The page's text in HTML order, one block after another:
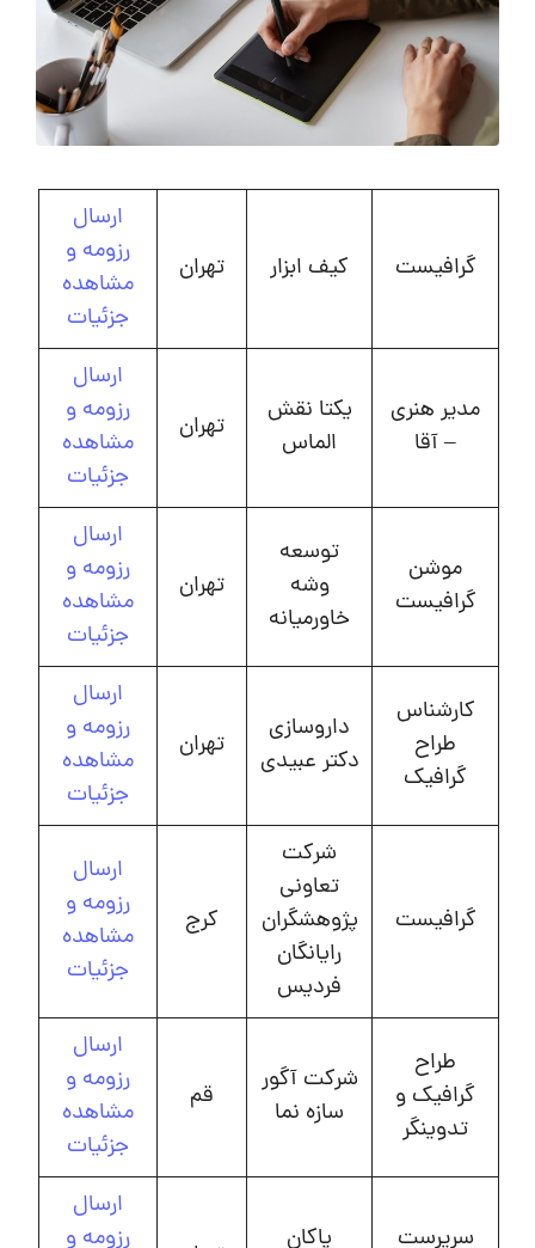
گرافیست کیف ابزار تهران
ارسال
رزومه و
مشاهده
جزئیات
مدیر هنری
– آقا
یکتا نقش
الماس
تهران
ارسال
رزومه و
مشاهده
جزئیات
موشن
گرافیست
توسعه
وشه
خاورمیانه
تهران
ارسال
رزومه و
مشاهده
جزئیات
کارشناس
طراح
گرافیک
داروسازی
دکتر عبیدی
تهران
ارسال
رزومه و
مشاهده
جزئیات
گرافیست
شرکت
تعاونی
پژوهشگران
رایانگان
فردیس
کرج
ارسال
رزومه و
مشاهده
جزئیات
طراح
گرافیک و
تدوینگر
شرکت آگور
سازه نما
قم
ارسال
رزومه و
مشاهده
جزئیات
سرپرست
پاکان
ارسال
رزومه و